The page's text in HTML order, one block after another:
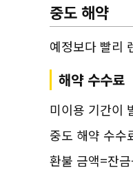
중도 해약
예정보다 빨리
해약 수수료
미이용 기간이
중도 해약 수
환불 금액=잔